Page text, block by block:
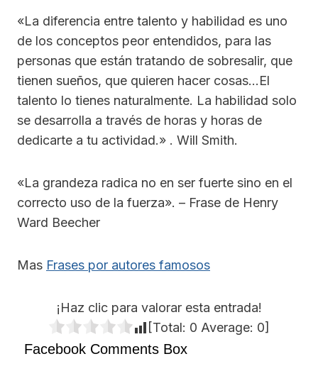
«La diferencia entre talento y habilidad es uno
de los conceptos peor entendidos, para las
personas que están tratando de sobresalir, que
tienen sueños, que quieren hacer cosas…El
talento lo tienes naturalmente. La habilidad solo
se desarrolla a través de horas y horas de
dedicarte a tu actividad.» . Will Smith.
«La grandeza radica no en ser fuerte sino en el
correcto uso de la fuerza». – Frase de Henry
Ward Beecher
Mas Frases por autores famosos
¡Haz clic para valorar esta entrada!
[Total: 0 Average: 0]
Facebook Comments Box